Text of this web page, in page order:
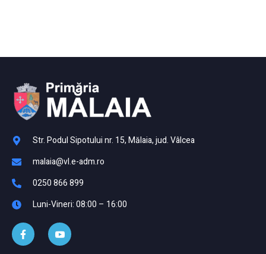
Str. Podul Sipotului nr. 15, Mălaia, jud. Vâlcea
malaia@vl.e-adm.ro
0250 866 899
Luni-Vineri: 08:00 – 16:00